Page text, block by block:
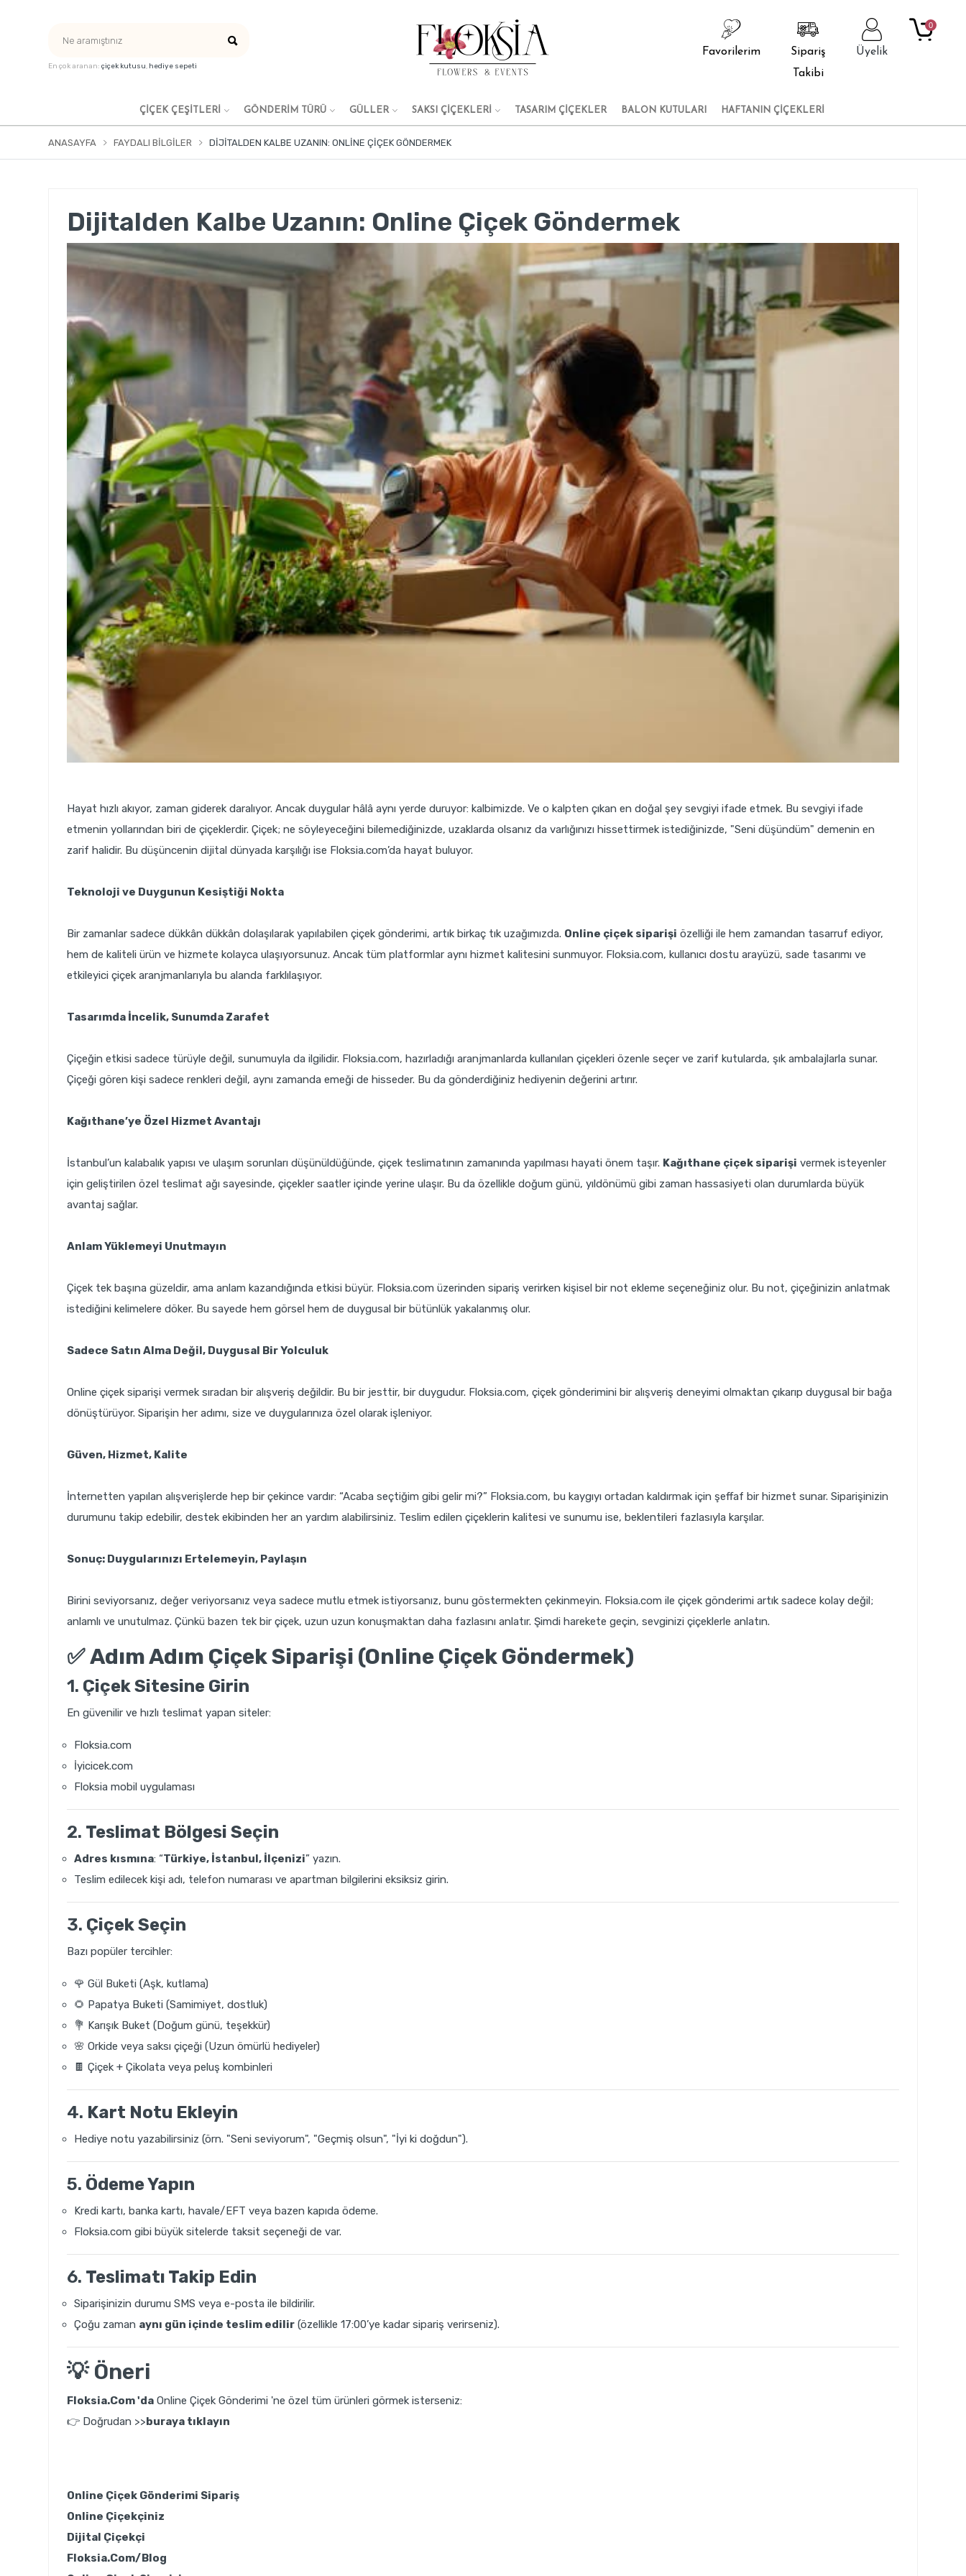
En çok aranan: çiçek kutusu, hediye sepeti
Favorilerim
Sipariş
Takibi
Üyelik
0
ÇIÇEK ÇEŞITLERI GÖNDERİM TÜRÜ GÜLLER SAKSI ÇİÇEKLERİ TASARIM ÇIÇEKLER BALON KUTULARI HAFTANIN ÇİÇEKLERİ
ANASAYFA FAYDALI BILGILER DIJITALDEN KALBE UZANIN: ONLINE ÇIÇEK GÖNDERMEK
Dijitalden Kalbe Uzanın: Online Çiçek Göndermek
Hayat hızlı akıyor, zaman giderek daralıyor. Ancak duygular hâlâ aynı yerde duruyor: kalbimizde. Ve o kalpten çıkan en doğal şey sevgiyi ifade etmek. Bu sevgiyi ifade
etmenin yollarından biri de çiçeklerdir. Çiçek; ne söyleyeceğini bilemediğinizde, uzaklarda olsanız da varlığınızı hissettirmek istediğinizde, "Seni düşündüm" demenin en
zarif halidir. Bu düşüncenin dijital dünyada karşılığı ise Floksia.com’da hayat buluyor.
Teknoloji ve Duygunun Kesiştiği Nokta
Bir zamanlar sadece dükkân dükkân dolaşılarak yapılabilen çiçek gönderimi, artık birkaç tık uzağımızda. Online çiçek siparişi özelliği ile hem zamandan tasarruf ediyor,
hem de kaliteli ürün ve hizmete kolayca ulaşıyorsunuz. Ancak tüm platformlar aynı hizmet kalitesini sunmuyor. Floksia.com, kullanıcı dostu arayüzü, sade tasarımı ve
etkileyici çiçek aranjmanlarıyla bu alanda farklılaşıyor.
Tasarımda İncelik, Sunumda Zarafet
Çiçeğin etkisi sadece türüyle değil, sunumuyla da ilgilidir. Floksia.com, hazırladığı aranjmanlarda kullanılan çiçekleri özenle seçer ve zarif kutularda, şık ambalajlarla sunar.
Çiçeği gören kişi sadece renkleri değil, aynı zamanda emeği de hisseder. Bu da gönderdiğiniz hediyenin değerini artırır.
Kağıthane’ye Özel Hizmet Avantajı
İstanbul’un kalabalık yapısı ve ulaşım sorunları düşünüldüğünde, çiçek teslimatının zamanında yapılması hayati önem taşır. Kağıthane çiçek siparişi vermek isteyenler
için geliştirilen özel teslimat ağı sayesinde, çiçekler saatler içinde yerine ulaşır. Bu da özellikle doğum günü, yıldönümü gibi zaman hassasiyeti olan durumlarda büyük
avantaj sağlar.
Anlam Yüklemeyi Unutmayın
Çiçek tek başına güzeldir, ama anlam kazandığında etkisi büyür. Floksia.com üzerinden sipariş verirken kişisel bir not ekleme seçeneğiniz olur. Bu not, çiçeğinizin anlatmak
istediğini kelimelere döker. Bu sayede hem görsel hem de duygusal bir bütünlük yakalanmış olur.
Sadece Satın Alma Değil, Duygusal Bir Yolculuk
Online çiçek siparişi vermek sıradan bir alışveriş değildir. Bu bir jesttir, bir duygudur. Floksia.com, çiçek gönderimini bir alışveriş deneyimi olmaktan çıkarıp duygusal bir bağa
dönüştürüyor. Siparişin her adımı, size ve duygularınıza özel olarak işleniyor.
Güven, Hizmet, Kalite
İnternetten yapılan alışverişlerde hep bir çekince vardır: “Acaba seçtiğim gibi gelir mi?” Floksia.com, bu kaygıyı ortadan kaldırmak için şeffaf bir hizmet sunar. Siparişinizin
durumunu takip edebilir, destek ekibinden her an yardım alabilirsiniz. Teslim edilen çiçeklerin kalitesi ve sunumu ise, beklentileri fazlasıyla karşılar.
Sonuç: Duygularınızı Ertelemeyin, Paylaşın
Birini seviyorsanız, değer veriyorsanız veya sadece mutlu etmek istiyorsanız, bunu göstermekten çekinmeyin. Floksia.com ile çiçek gönderimi artık sadece kolay değil;
anlamlı ve unutulmaz. Çünkü bazen tek bir çiçek, uzun uzun konuşmaktan daha fazlasını anlatır. Şimdi harekete geçin, sevginizi çiçeklerle anlatın.
✅Adım Adım Çiçek Siparişi (Online Çiçek Göndermek)
1. Çiçek Sitesine Girin
En güvenilir ve hızlı teslimat yapan siteler:
Floksia.com
İyicicek.com
Floksia mobil uygulaması
2. Teslimat Bölgesi Seçin
Adres kısmına: “Türkiye, İstanbul, İlçenizi” yazın.
Teslim edilecek kişi adı, telefon numarası ve apartman bilgilerini eksiksiz girin.
3. Çiçek Seçin
Bazı popüler tercihler:
🌹 Gül Buketi (Aşk, kutlama)
🌻 Papatya Buketi (Samimiyet, dostluk)
💐 Karışık Buket (Doğum günü, teşekkür)
🌸 Orkide veya saksı çiçeği (Uzun ömürlü hediyeler)
🍫 Çiçek + Çikolata veya peluş kombinleri
4. Kart Notu Ekleyin
Hediye notu yazabilirsiniz (örn. "Seni seviyorum", "Geçmiş olsun", "İyi ki doğdun").
5. Ödeme Yapın
Kredi kartı, banka kartı, havale/EFT veya bazen kapıda ödeme.
Floksia.com gibi büyük sitelerde taksit seçeneği de var.
6. Teslimatı Takip Edin
Siparişinizin durumu SMS veya e-posta ile bildirilir.
Çoğu zaman aynı gün içinde teslim edilir (özellikle 17:00’ye kadar sipariş verirseniz).
💡 Öneri
Floksia.Com 'da Online Çiçek Gönderimi 'ne özel tüm ürünleri görmek isterseniz:
👉 Doğrudan >>buraya tıklayın
Online Çiçek Gönderimi Sipariş
Online Çiçekçiniz
Dijital Çiçekçi
Floksia.Com/Blog